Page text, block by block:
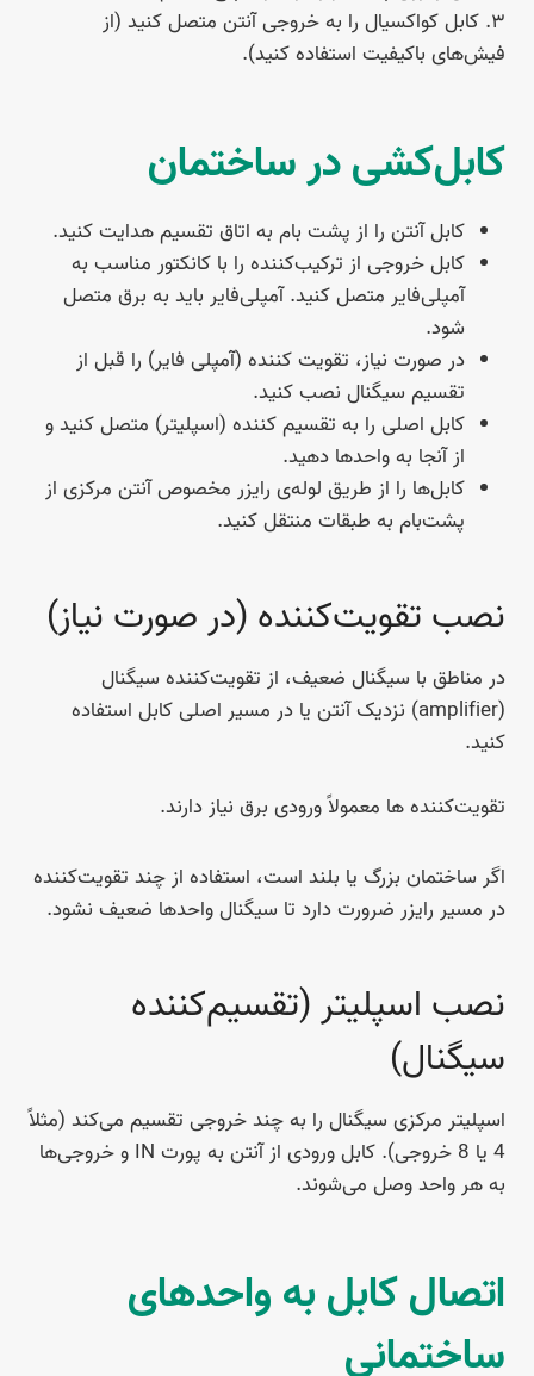
۳. کابل کواکسیال را به خروجی آنتن متصل کنید (از
فیش‌های باکیفیت استفاده کنید).
کابل‌کشی در ساختمان
کابل آنتن را از پشت بام به اتاق تقسیم هدایت کنید.
کابل خروجی از ترکیب‌کننده را با کانکتور مناسب به
آمپلی‌فایر متصل کنید. آمپلی‌فایر باید به برق متصل
شود.
در صورت نیاز، تقویت کننده (آمپلی فایر) را قبل از
تقسیم سیگنال نصب کنید.
کابل اصلی را به تقسیم کننده (اسپلیتر) متصل کنید و
از آنجا به واحدها دهید.
کابل‌ها را از طریق لوله‌ی رایزر مخصوص آنتن مرکزی از
پشت‌بام به طبقات منتقل کنید.
نصب تقویت‌کننده (در صورت نیاز)
در مناطق با سیگنال ضعیف، از تقویت‌کننده سیگنال
(amplifier) نزدیک آنتن یا در مسیر اصلی کابل استفاده
کنید.
تقویت‌کننده ها معمولاً ورودی برق نیاز دارند.
اگر ساختمان بزرگ یا بلند است، استفاده از چند تقویت‌کننده
در مسیر رایزر ضرورت دارد تا سیگنال واحدها ضعیف نشود.
نصب اسپلیتر (تقسیم‌کننده
سیگنال)
اسپلیتر مرکزی سیگنال را به چند خروجی تقسیم می‌کند (مثلاً
4 یا 8 خروجی). کابل ورودی از آنتن به پورت IN و خروجی‌ها
به هر واحد وصل می‌شوند.
اتصال کابل به واحدهای
ساختمانی